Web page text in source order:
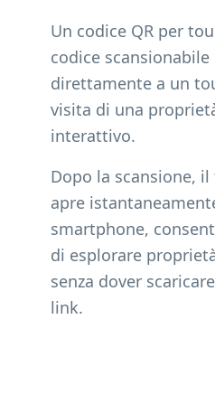
Un codice QR per
codice
direttamente a un
visita di una
interattivo.
Dopo la scansione,
apre
smartphone,
di esplorare
senza dover
link.